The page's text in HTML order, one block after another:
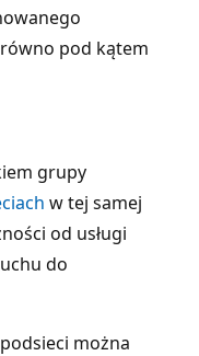
pod kątem
grupy
w tej samej
od usługi
do
można